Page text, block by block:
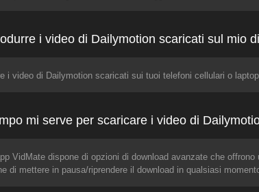
i video di Dailymotion scaricati sul mio
i video di Dailymotion scaricati sui tuoi telefoni cellulari o
mi serve per scaricare i video di
VidMate dispone di opzioni di download avanzate che
di mettere in pausa/riprendere il download in qualsiasi